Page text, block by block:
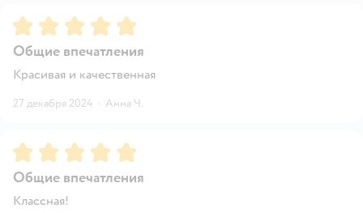
Рейтинг:5
Общие впечатления
Красивая и качественная
27 декабря 2024 · Анна Ч.
Рейтинг:5
Общие впечатления
Классная!